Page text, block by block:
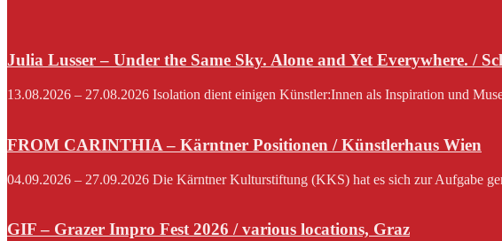
Julia Lusser – Under the Same Sky. Alone and Yet Everywhere. /
13.08.2026 – 27.08.2026 Isolation dient einigen Künstler:Innen als Inspiration und
FROM CARINTHIA – Kärntner Positionen / Künstlerhaus Wien
04.09.2026 – 27.09.2026 Die Kärntner Kulturstiftung (KKS) hat es sich zur Aufgabe
GIF – Grazer Impro Fest 2026 / various locations, Graz